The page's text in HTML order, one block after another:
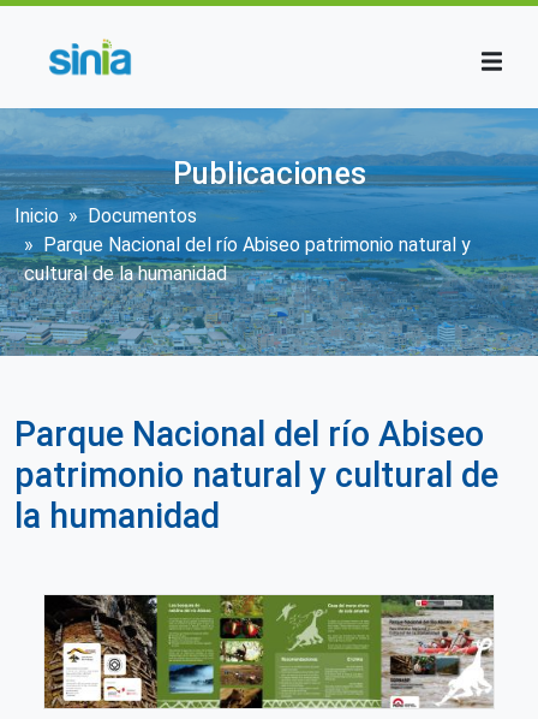
Publicaciones
Sobrescribir enlaces de ayuda a la
Inicio
Documentos
Parque Nacional del río Abiseo patrimonio natural y
cultural de la humanidad
Parque Nacional del río Abiseo
patrimonio natural y cultural de
la humanidad